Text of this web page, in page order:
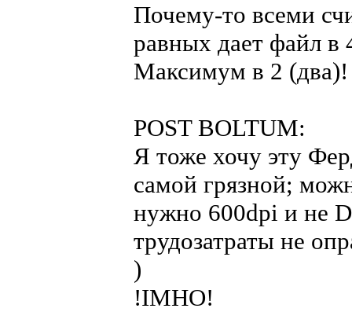
Почему-то всеми
равных дает файл в
Максимум в 2 (два)!
POST BOLTUM:
Я тоже хочу эту
самой грязной;
нужно 600dpi и не
трудозатраты не
)
!IMHO!